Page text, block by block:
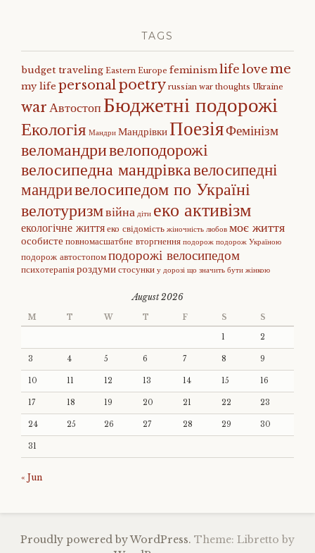
TAGS
budget traveling Eastern Europe feminismlife love me
my life personalpoetry russian war thoughts Ukraine
warАвтостопБюджетні подорожі
Екологія Мандри МандрівкиПоезіяФемінізм
веломандривелоподорожі
велосипедна мандрівкавелосипедні
мандривелосипедом по Україні
велотуризмвійна діти еко активізм
екологічне життяеко свідомість жіночність любов моє життя
особисте повномасшатбне вторгнення подорож подорож Україною
подорож автостопомподорожі велосипедом
психотерапіяроздумистосунки у дорозі що значить бути жінкою
August 2026
M T W T F S S
1 2
3 4 5 6 7 8 9
10 11 12 13 14 15 16
17 18 19 20 21 22 23
24 25 26 27 28 29 30
31
« Jun
Proudly powered by WordPress. Theme: Libretto by